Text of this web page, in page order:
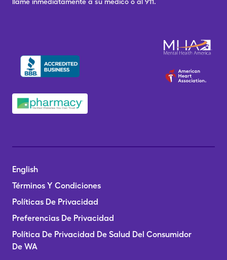
English
Términos Y Condiciones
Políticas De Privacidad
Preferencias De Privacidad
Política De Privacidad De Salud Del Consumidor
De WA